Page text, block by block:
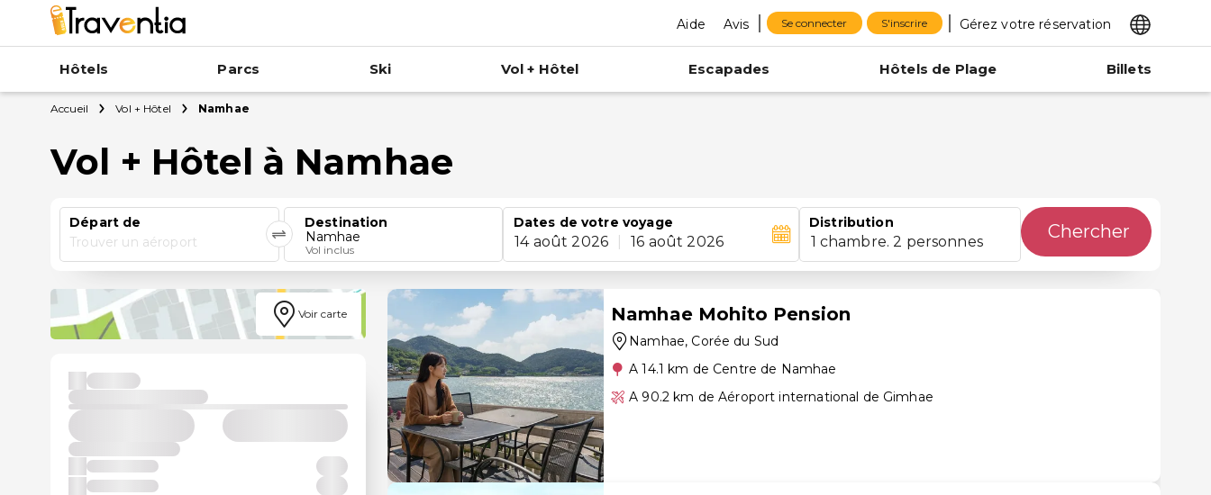
Aide Avis Se connecter S'inscrire Gérez votre réservation
Hôtels Parcs Ski Vol + Hôtel Escapades Hôtels de Plage Billets
Accueil Vol + Hôtel Namhae
Vol + Hôtel à Namhae
Départ de
Trouver un aéroport
Destination
Namhae
Vol inclus
Dates de votre voyage
14 août 2026 16 août 2026
Distribution
1 chambre. 2 personnes Chercher
Voir carte Namhae Mohito Pension
Namhae, Corée du Sud
A 14.1 km de Centre de Namhae
A 90.2 km de Aéroport international de Gimhae